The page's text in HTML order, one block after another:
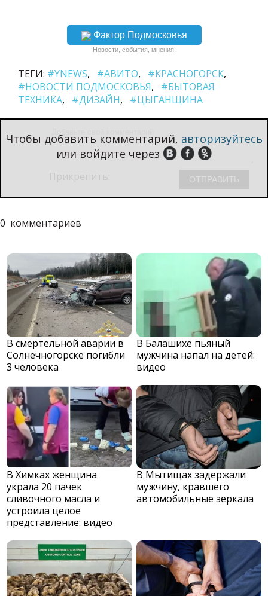
Фактор Подмосковья
Новости, события, мнения.
ТЕГИ: #YNEWS #АВИТО
#КРАСНОГОРСК
#НОВОСТИ ПОДМОСКОВЬЯ
#БЫТОВАЯ
ТЕХНИКА
#ДИЗАЙН #ЦЫГАНЩИНА
Чтобы добавить комментарий, авторизуйтесь
или войдите через
0 комментариев
В смертельной аварии в
Солнечногорске погибли
3 человека
В Балашихе пьяный
мужчина напал на детей:
видео
В Химках женщина
украла 20 пачек
сливочного масла и
устроила целое
представление: видео
В Мытищах задержали
мужчину, кравшего
автомобильные зеркала